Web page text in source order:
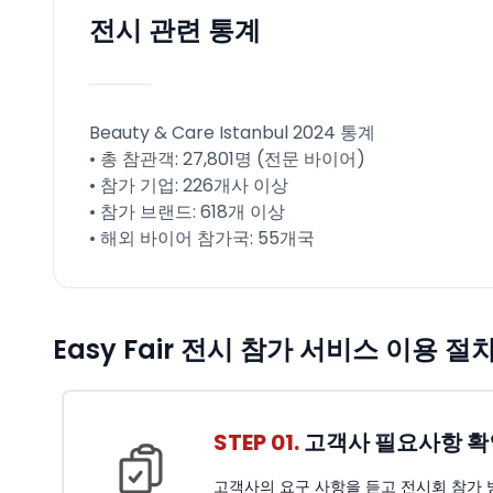
전시 관련 통계
Beauty & Care Istanbul 2024 통계
• 총 참관객: 27,801명 (전문 바이어)
• 참가 기업: 226개사 이상
• 참가 브랜드: 618개 이상
• 해외 바이어 참가국: 55개국
Easy Fair 전시 참가 서비스 이용 절
STEP 01.고객사 필요사항
고객사의 요구 사항을 듣고 전시회 참가